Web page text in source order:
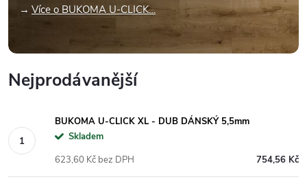
Více o BUKOMA U-CLICK…
Nejprodávanější
BUKOMA U-CLICK XL - DUB DÁNSKÝ 5,5mm
Skladem
754,56 Kč
623,60 Kč bez DPH